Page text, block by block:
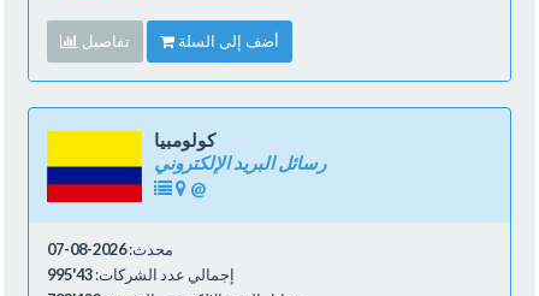
تفاصيل أضف إلى السلة
كولومبيا
رسائل البريد الإلكتروني
@
محدث:2026-08-07
إجمالي عدد الشركات:43'995